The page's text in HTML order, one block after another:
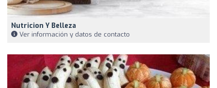
Nutricion Y Belleza
Ver información y datos de contacto